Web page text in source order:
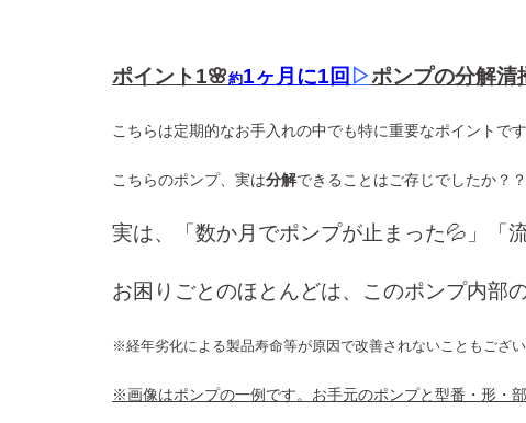
ポイント1🌸約1ヶ月に1回 ▷ポンプの分解清
こちらは定期的なお手入れの中でも特に重要なポイントで
こちらのポンプ、実は分解できることはご存じでしたか？？
実は、「数か月でポンプが止まった💦」 「
お困りごとのほとんどは、 このポンプ内部
※経年劣化による製品寿命等が原因で改善されないこともござい
※画像はポンプの一例です。お手元のポンプと型番・形・